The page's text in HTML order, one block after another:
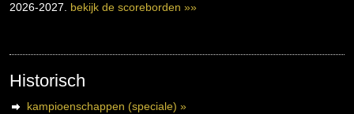
2026-2027. bekijk de scoreborden »»
Historisch
kampioenschappen (speciale) »